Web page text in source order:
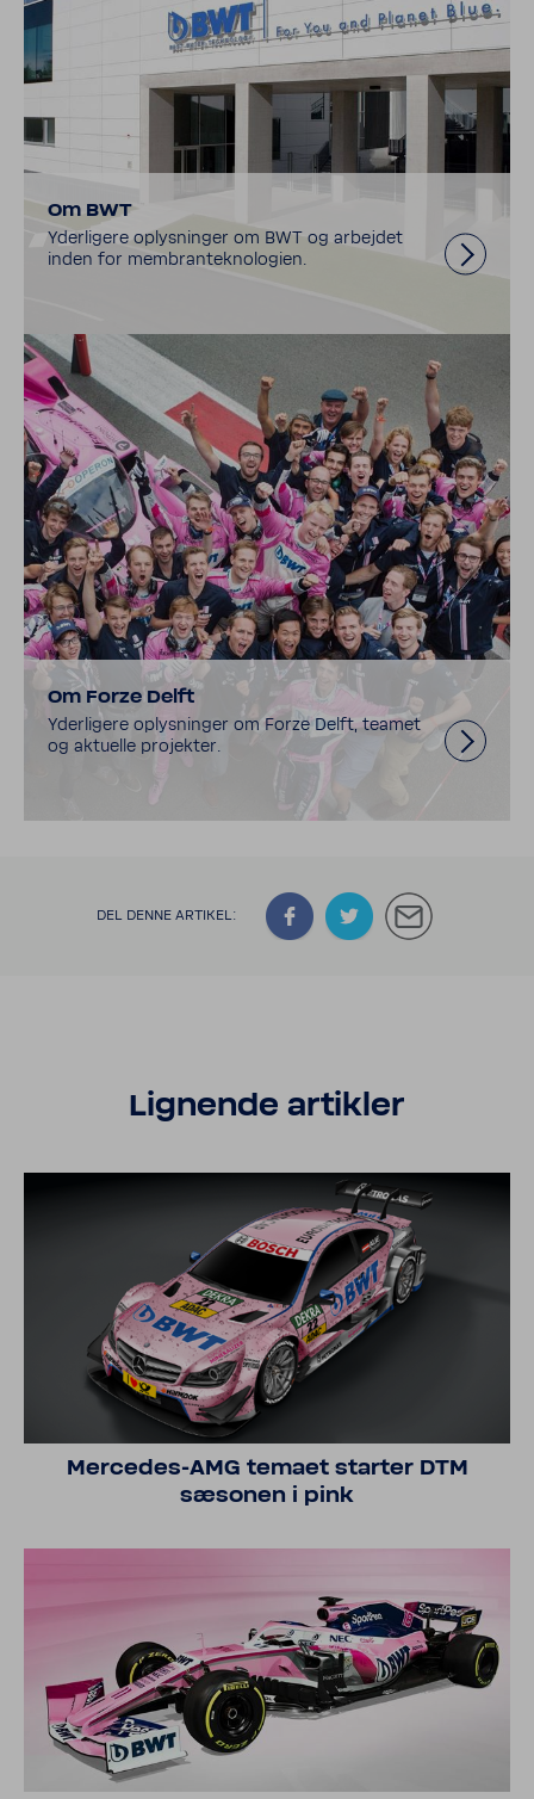
Om BWT
Yderligere oplysninger om BWT og arbe­jdet
inden for membran­te­knolo­gien.
Om Forze Delft
Yderligere oplysninger om Forze Delft, teamet
og aktuelle projekter.
DEL DENNE ARTIKEL:
Lignende artikler
Mercedes-​AMG temaet starter DTM
sæsonen i pink